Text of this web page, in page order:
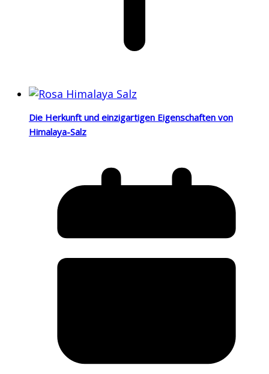
Die Herkunft und einzigartigen Eigenschaften von
Himalaya-Salz